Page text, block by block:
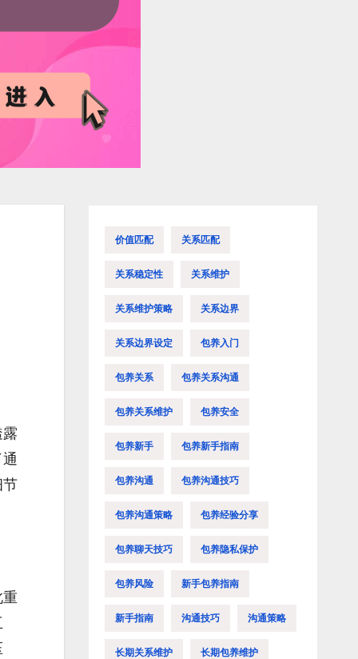
节
价值匹配 关系匹配
关系稳定性 关系维护
关系维护策略 关系边界
关系边界设定 包养入门
包养关系 包养关系沟通
包养关系维护 包养安全
包养新手 包养新手指南
包养沟通 包养沟通技巧
包养沟通策略 包养经验分享
包养聊天技巧 包养隐私保护
包养风险 新手包养指南
新手指南 沟通技巧 沟通策略
长期关系维护 长期包养维护